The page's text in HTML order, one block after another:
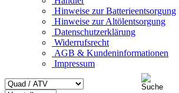
Hinweise zur Batterieentsorgung
Hinweise zur Altölentsorgung
Datenschutzerklärung
Widerrufsrecht
AGB & Kundeninformationen
Impressum